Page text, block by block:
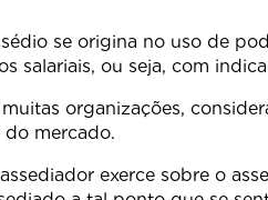
se origina no uso de
salariais, ou seja, com
organizações,
do mercado.
exerce sobre o